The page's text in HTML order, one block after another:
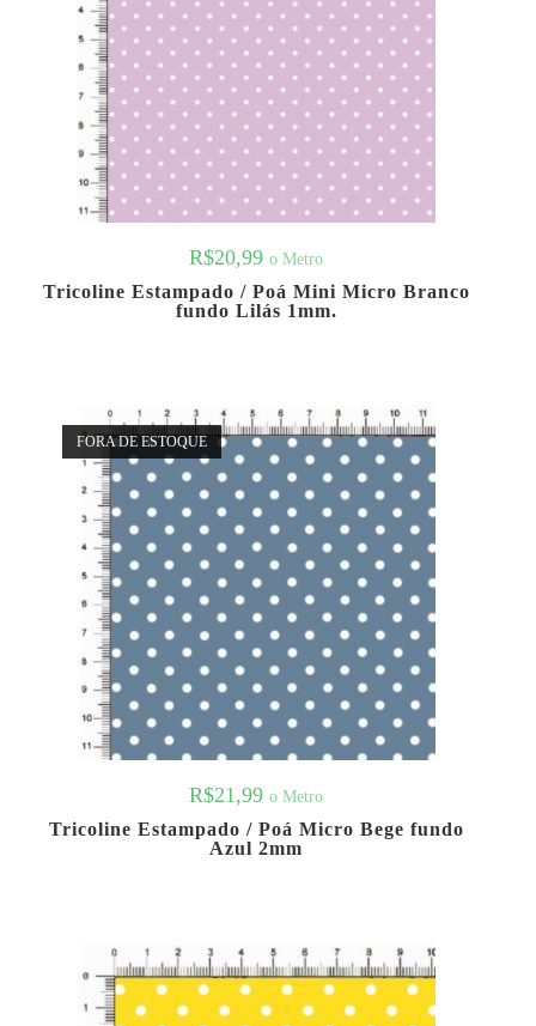
R$20,99 o Metro
Tricoline Estampado / Poá Mini Micro Branco
fundo Lilás 1mm.
FORA DE ESTOQUE
R$21,99 o Metro
Tricoline Estampado / Poá Micro Bege fundo
Azul 2mm